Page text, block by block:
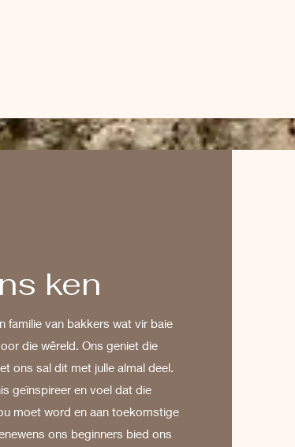
ken
familie van bakkers wat vir baie
die wêreld. Ons geniet die
ons sal dit met julle almal deel.
geïnspireer en voel dat die
moet word en aan toekomstige
ons beginners bied ons